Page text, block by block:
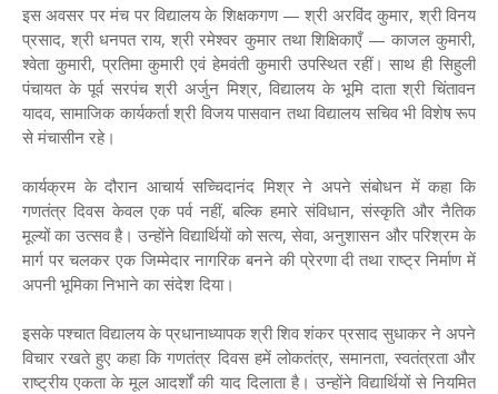
इस अवसर पर मंच पर विद्यालय के शिक्षकगण — श्री अरविंद कुमार, श्री विनय
प्रसाद, श्री धनपत राय, श्री रमेश्वर कुमार तथा शिक्षिकाएँ — काजल कुमारी,
श्वेता कुमारी, प्रतिमा कुमारी एवं हेमवंती कुमारी उपस्थित रहीं। साथ ही सिहुली
पंचायत के पूर्व सरपंच श्री अर्जुन मिश्र, विद्यालय के भूमि दाता श्री चिंतावन
यादव, सामाजिक कार्यकर्ता श्री विजय पासवान तथा विद्यालय सचिव भी विशेष रूप
से मंचासीन रहे।
कार्यक्रम के दौरान आचार्य सच्चिदानंद मिश्र ने अपने संबोधन में कहा कि
गणतंत्र दिवस केवल एक पर्व नहीं, बल्कि हमारे संविधान, संस्कृति और नैतिक
मूल्यों का उत्सव है। उन्होंने विद्यार्थियों को सत्य, सेवा, अनुशासन और परिश्रम के
मार्ग पर चलकर एक जिम्मेदार नागरिक बनने की प्रेरणा दी तथा राष्ट्र निर्माण में
अपनी भूमिका निभाने का संदेश दिया।
इसके पश्चात विद्यालय के प्रधानाध्यापक श्री शिव शंकर प्रसाद सुधाकर ने अपने
विचार रखते हुए कहा कि गणतंत्र दिवस हमें लोकतंत्र, समानता, स्वतंत्रता और
राष्ट्रीय एकता के मूल आदर्शों की याद दिलाता है। उन्होंने विद्यार्थियों से नियमित